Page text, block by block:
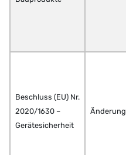
Beschluss (EU) Nr.
2020/1630 –
Gerätesicherheit
Änderung